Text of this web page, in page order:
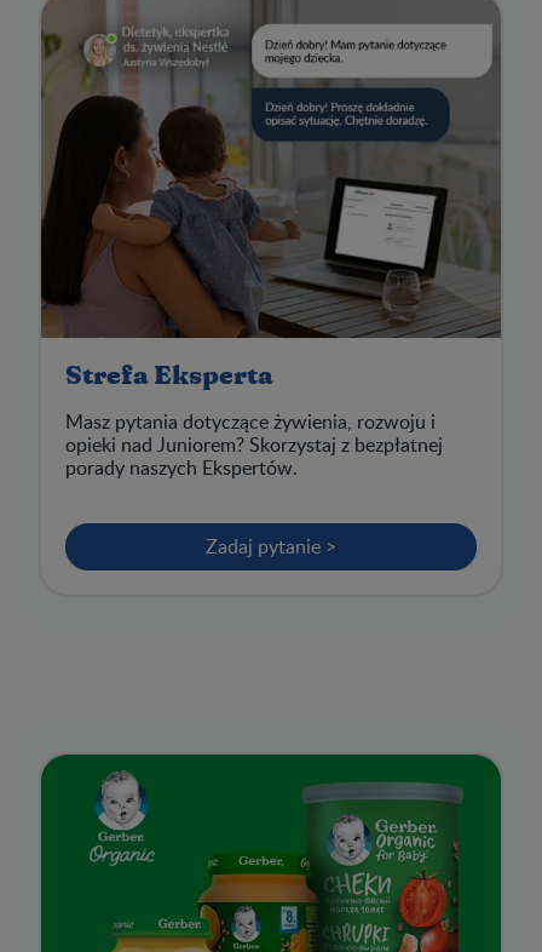
Strefa Eksperta
Masz pytania dotyczące żywienia, rozwoju i
opieki nad Juniorem? Skorzystaj z bezpłatnej
porady naszych Ekspertów.
Zadaj pytanie >